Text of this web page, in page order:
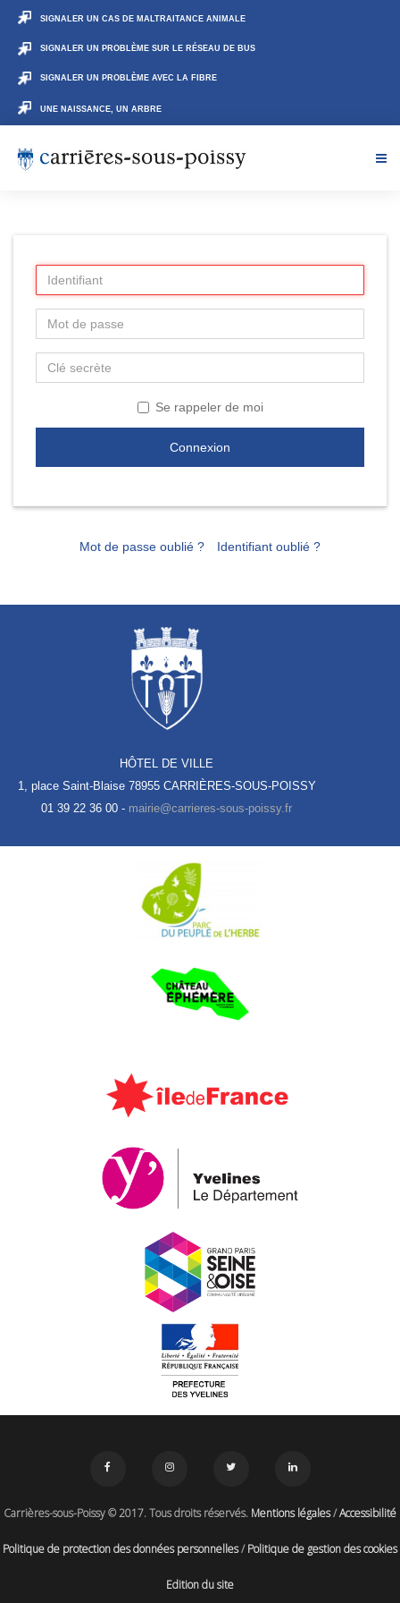
SIGNALER UN CAS DE MALTRAITANCE ANIMALE
SIGNALER UN PROBLÈME SUR LE RÉSEAU DE BUS
SIGNALER UN PROBLÈME AVEC LA FIBRE
UNE NAISSANCE, UN ARBRE
Se rappeler de moi
Connexion
Mot de passe oublié ? Identifiant oublié ?
HÔTEL DE VILLE
1, place Saint-Blaise 78955 CARRIÈRES-SOUS-POISSY
01 39 22 36 00 -
Carrières-sous-Poissy © 2017. Tous droits réservés. Mentions légales/Accessibilité
Politique de protection des données personnelles/Politique de gestion des cookies
Edition du site